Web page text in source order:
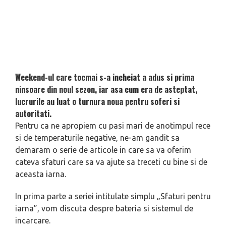
Weekend-ul care tocmai s-a incheiat a adus si prima
ninsoare din noul sezon, iar asa cum era de asteptat,
lucrurile au luat o turnura noua pentru soferi si
autoritati.
Pentru ca ne apropiem cu pasi mari de anotimpul rece
si de temperaturile negative, ne-am gandit sa
demaram o serie de articole in care sa va oferim
cateva sfaturi care sa va ajute sa treceti cu bine si de
aceasta iarna.
In prima parte a seriei intitulate simplu „Sfaturi pentru
iarna”, vom discuta despre bateria si sistemul de
incarcare.